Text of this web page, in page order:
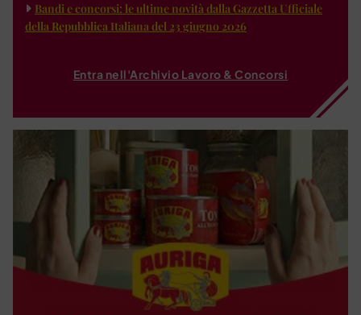
Bandi e concorsi: le ultime novità dalla Gazzetta Ufficiale
della Repubblica Italiana del 23 giugno 2026
Entra nell'Archivio Lavoro & Concorsi